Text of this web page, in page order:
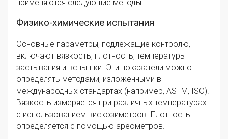
применяются следующие методы:
Физико-химические испытания
Основные параметры, подлежащие контролю,
включают вязкость, плотность, температуры
застывания и вспышки. Эти показатели можно
определять методами, изложенными в
международных стандартах (например, ASTM, ISO).
Вязкость измеряется при различных температурах
с использованием вискозиметров. Плотность
определяется с помощью ареометров.